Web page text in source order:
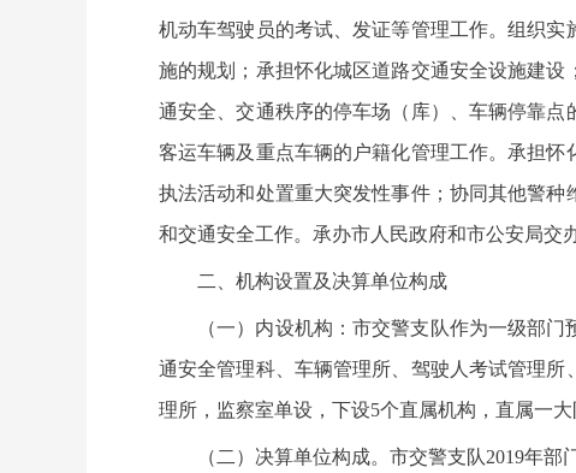
机动车驾驶员的考试、发证等管理工作。组织
施的规划；承担怀化城区道路交通安全设施建
通安全、交通秩序的停车场（库）、车辆停靠
客运车辆及重点车辆的户籍化管理工作。承担
执法活动和处置重大突发性事件；协同其他警
和交通安全工作。承办市人民政府和市公安局交
二、机构设置及决算单位构成
（一）内设机构：市交警支队作为一级部
通安全管理科、车辆管理所、驾驶人考试管理
理所，监察室单设，下设5个直属机构，直属一
（二）决算单位构成。市交警支队2019年部